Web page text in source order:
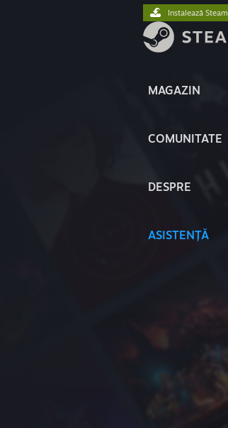
MAGAZIN
COMUNITATE
DESPRE
ASISTENȚĂ
Instalează Steam